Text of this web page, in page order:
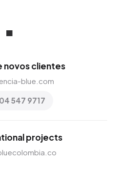
.
novos clientes
blue.com
547 9717
projects